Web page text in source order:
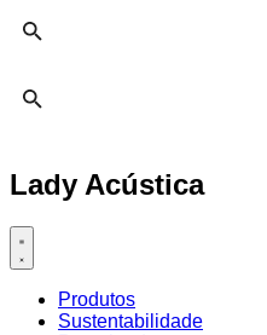
Lady Acústica
Produtos
Sustentabilidade